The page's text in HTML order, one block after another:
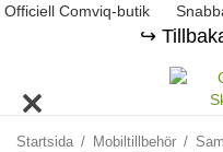
Officiell Comviq-butik
↪️
Startsida / Mobiltillbehör /